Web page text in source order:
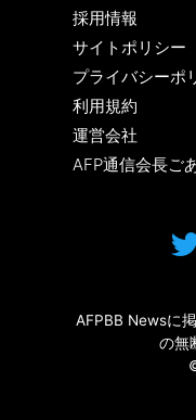
採用情報
サイトポリシー
プライバシーポ
利用規約
運営会社
AFP通信会長ご
AFPBB Newsに
の無